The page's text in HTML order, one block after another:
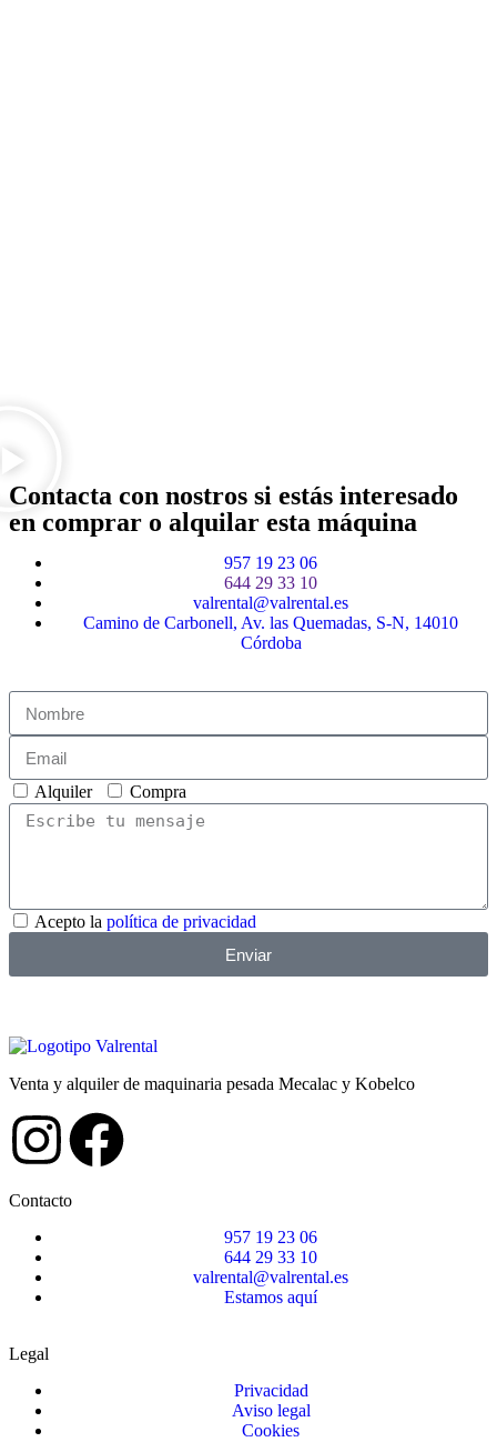
Contacta con nostros si estás interesado
en comprar o alquilar esta máquina
957 19 23 06
644 29 33 10
valrental@valrental.es
Camino de Carbonell, Av. las Quemadas, S-N, 14010
Córdoba
Alquiler Compra
Acepto la política de privacidad
Enviar
Venta y alquiler de maquinaria pesada Mecalac y Kobelco
Contacto
957 19 23 06
644 29 33 10
valrental@valrental.es
Estamos aquí
Legal
Privacidad
Aviso legal
Cookies